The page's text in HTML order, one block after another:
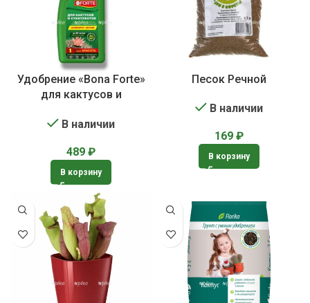
Удобрение «Bona Forte»
для кактусов и
В наличии
489 ₽
В корзину
Песок Речной
В наличии
169 ₽
В корзину